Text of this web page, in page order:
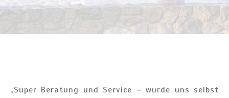
„Super Beratung und Service – wurde uns selbst